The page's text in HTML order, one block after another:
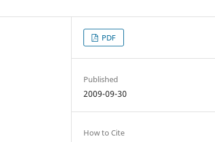
PDF
Published
2009-09-30
How to Cite